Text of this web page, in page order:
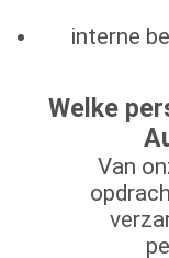
interne
Welke
Van